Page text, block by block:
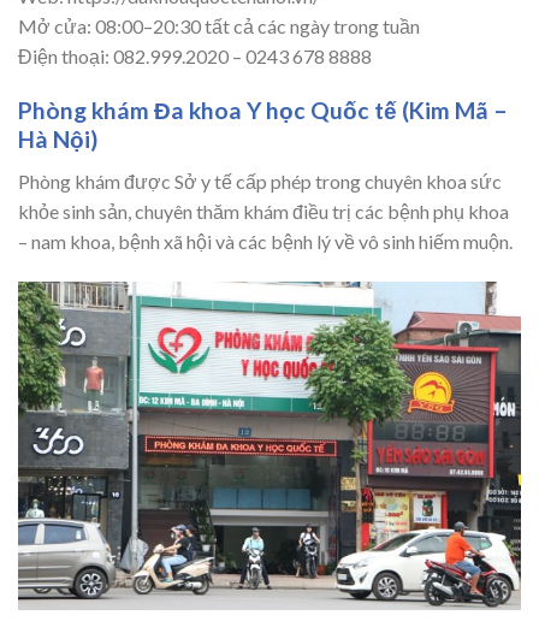
Mở cửa: 08:00–20:30 tất cả các ngày trong tuần
Điện thoại: 082.999.2020 – 0243 678 8888
Phòng khám Đa khoa Y học Quốc tế (Kim Mã –
Hà Nội)
Phòng khám được Sở y tế cấp phép trong chuyên khoa sức
khỏe sinh sản, chuyên thăm khám điều trị các bệnh phụ khoa
– nam khoa, bệnh xã hội và các bệnh lý về vô sinh hiếm muộn.